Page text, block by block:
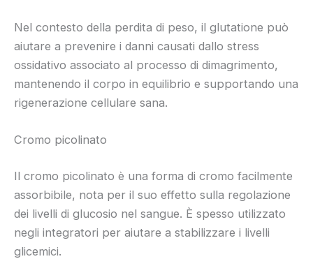
Nel contesto della perdita di peso, il glutatione può
aiutare a prevenire i danni causati dallo stress
ossidativo associato al processo di dimagrimento,
mantenendo il corpo in equilibrio e supportando una
rigenerazione cellulare sana.
Cromo picolinato
Il cromo picolinato è una forma di cromo facilmente
assorbibile, nota per il suo effetto sulla regolazione
dei livelli di glucosio nel sangue. È spesso utilizzato
negli integratori per aiutare a stabilizzare i livelli
glicemici.